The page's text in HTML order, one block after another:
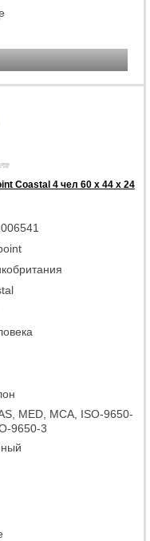
Coastal 4 чел 60 x 44 x 24
MED, MCA, ISO-9650-
9650-3